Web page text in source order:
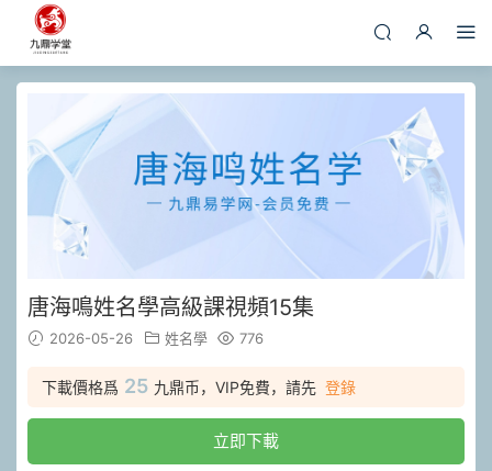
唐海鳴姓名學高級課視頻15集
2026-05-26 姓名學 776
下載價格爲 25 九鼎币，VIP免費，請先 登錄
立即下載